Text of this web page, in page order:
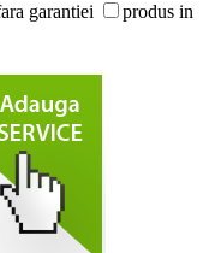
garantiei
produs in